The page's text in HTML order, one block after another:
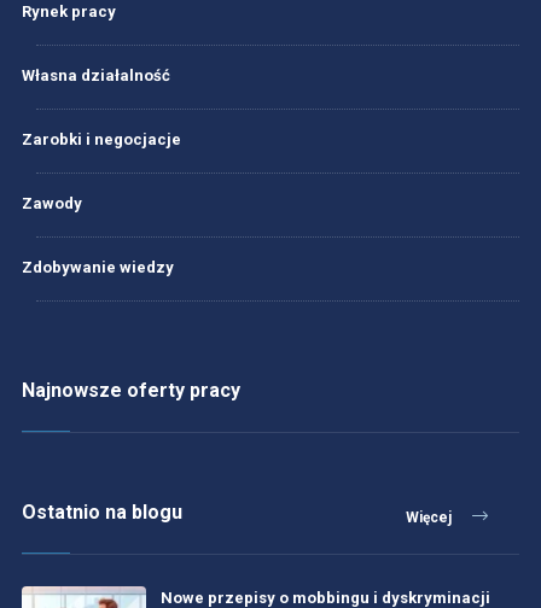
Rynek pracy
Własna działalność
Zarobki i negocjacje
Zawody
Zdobywanie wiedzy
Najnowsze oferty pracy
Ostatnio na blogu Więcej
Nowe przepisy o mobbingu i dyskryminacji